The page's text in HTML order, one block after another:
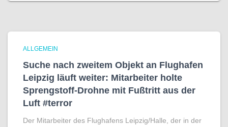
ALLGEMEIN
Suche nach zweitem Objekt an Flughafen
Leipzig läuft weiter: Mitarbeiter holte
Sprengstoff-Drohne mit Fußtritt aus der
Luft #terror
Der Mitarbeiter des Flughafens Leipzig/Halle, der in der